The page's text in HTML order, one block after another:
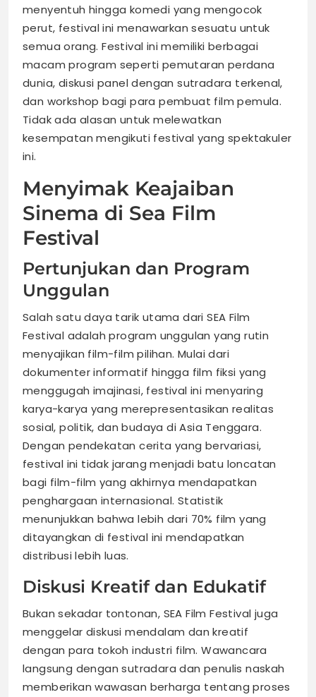
menyentuh hingga komedi yang mengocok
perut, festival ini menawarkan sesuatu untuk
semua orang. Festival ini memiliki berbagai
macam program seperti pemutaran perdana
dunia, diskusi panel dengan sutradara terkenal,
dan workshop bagi para pembuat film pemula.
Tidak ada alasan untuk melewatkan
kesempatan mengikuti festival yang spektakuler
ini.
Menyimak Keajaiban
Sinema di Sea Film
Festival
Pertunjukan dan Program
Unggulan
Salah satu daya tarik utama dari SEA Film
Festival adalah program unggulan yang rutin
menyajikan film-film pilihan. Mulai dari
dokumenter informatif hingga film fiksi yang
menggugah imajinasi, festival ini menyaring
karya-karya yang merepresentasikan realitas
sosial, politik, dan budaya di Asia Tenggara.
Dengan pendekatan cerita yang bervariasi,
festival ini tidak jarang menjadi batu loncatan
bagi film-film yang akhirnya mendapatkan
penghargaan internasional. Statistik
menunjukkan bahwa lebih dari 70% film yang
ditayangkan di festival ini mendapatkan
distribusi lebih luas.
Diskusi Kreatif dan Edukatif
Bukan sekadar tontonan, SEA Film Festival juga
menggelar diskusi mendalam dan kreatif
dengan para tokoh industri film. Wawancara
langsung dengan sutradara dan penulis naskah
memberikan wawasan berharga tentang proses